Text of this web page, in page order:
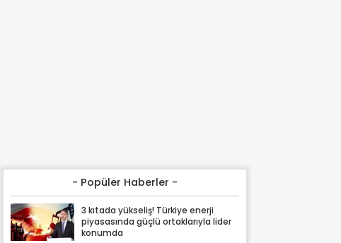
- Popüler Haberler -
3 kıtada yükseliş! Türkiye enerji
piyasasında güçlü ortaklarıyla lider
konumda